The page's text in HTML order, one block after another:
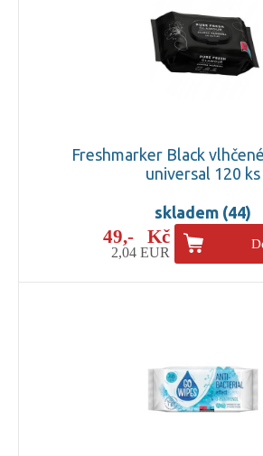
Freshmarker Black
universal 120 ks
skladem (44)
49,- Kč
2,04 EUR